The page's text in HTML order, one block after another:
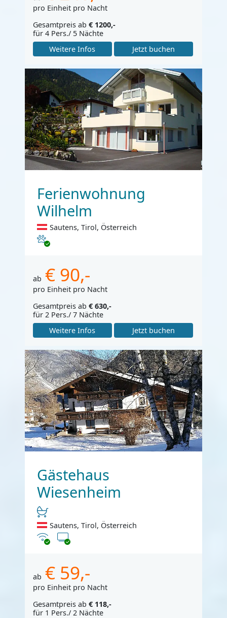
pro Einheit pro Nacht
Gesamtpreis ab € 1200,-
für 4 Pers./ 5 Nächte
Weitere Infos
Jetzt buchen
Ferienwohnung
Wilhelm
Sautens, Tirol, Österreich
Haustiere erlaubt
ab € 90,-
pro Einheit pro Nacht
Gesamtpreis ab € 630,-
für 2 Pers./ 7 Nächte
Weitere Infos
Jetzt buchen
Gästehaus
Wiesenheim
Sautens, Tirol, Österreich
Internet
TV
ab € 59,-
pro Einheit pro Nacht
Gesamtpreis ab € 118,-
für 1 Pers./ 2 Nächte